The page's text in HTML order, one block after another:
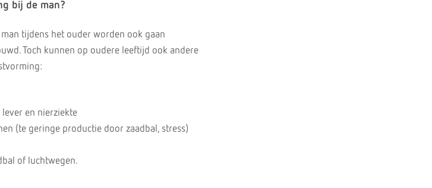
bij de man?
tijdens het ouder worden ook gaan
Toch kunnen op oudere leeftijd ook andere
en nierziekte
(te geringe productie door zaadbal, stress)
of luchtwegen.